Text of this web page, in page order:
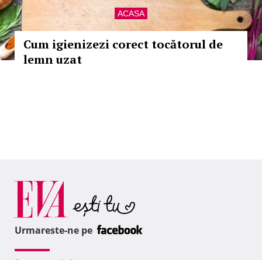
ACASA
Cum igienizezi corect tocătorul de
lemn uzat
Urmareste-ne pe